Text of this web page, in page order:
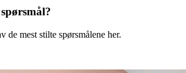
de mest stilte spørsmålene her.